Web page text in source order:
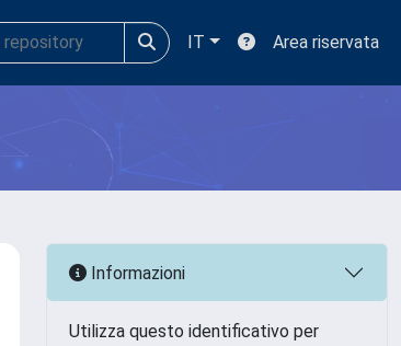
IT Area riservata
Informazioni
Utilizza questo identificativo per